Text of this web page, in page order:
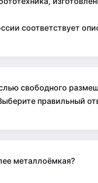
соответствует
свободного
правильный
металлоёмкая?